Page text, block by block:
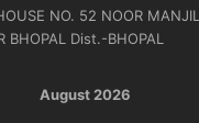
NO. 52 NOOR
BHOPAL Dist.-BHOPAL
August 2026